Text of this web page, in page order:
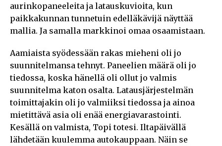
aurinkopaneeleita ja latauskuvioita, kun
paikkakunnan tunnetuin edelläkävijä näyttää
mallia. Ja samalla markkinoi omaa osaamistaan.
Aamiaista syödessään rakas mieheni oli jo
suunnitelmansa tehnyt. Paneelien määrä oli jo
tiedossa, koska hänellä oli ollut jo valmis
suunnitelma katon osalta. Latausjärjestelmän
toimittajakin oli jo valmiiksi tiedossa ja ainoa
mietittävä asia oli enää energiavarastointi.
Kesällä on valmista, Topi totesi. Iltapäivällä
lähdetään kuulemma autokauppaan. Näin se